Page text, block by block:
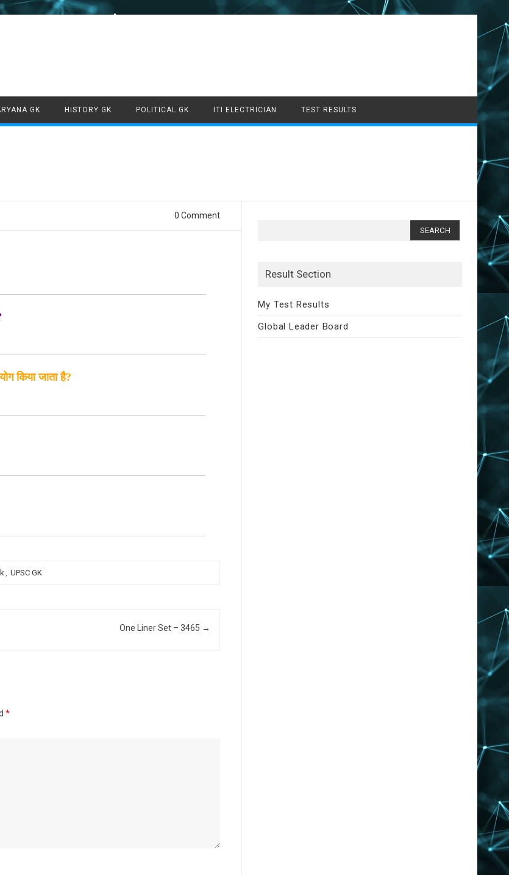
Skip to content
GK HISTORY GK POLITICAL GK ITI ELECTRICIAN TEST RESULTS
0 Comment
किया जाता है?
, UPSC GK
One Liner Set – 3465 →
*
Result Section
My Test Results
Global Leader Board